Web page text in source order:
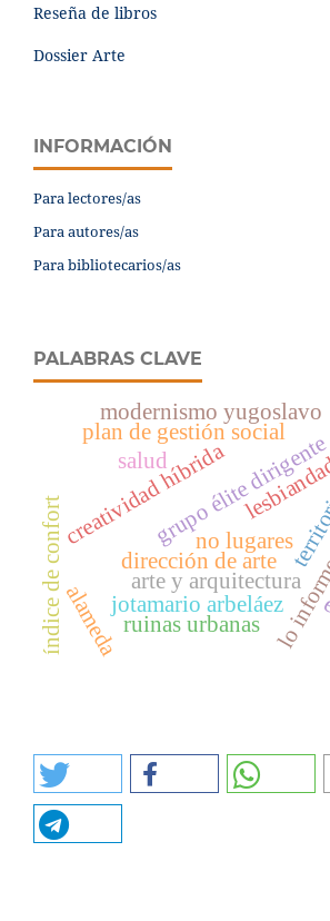
Reseña de libros
Dossier Arte
INFORMACIÓN
Para lectores/as
Para autores/as
Para bibliotecarios/as
PALABRAS CLAVE
arte y arquitectura
creatividad híbrida
dirección de arte
grupo élite dirigente
plan de gestión social
lo
no lugares
jotamario arbeláez
modernismo yugoslavo
ruinas urbanas
alameda
índice de confort
salud